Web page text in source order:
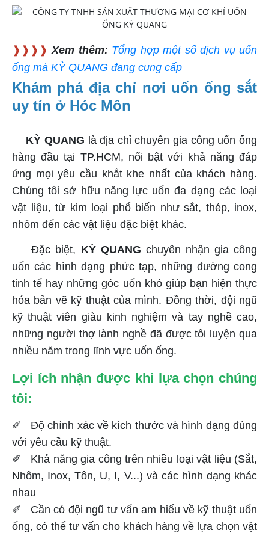
❱❱❱❱ Xem thêm: Tổng hợp một số dịch vụ uốn
ống mà KỲ QUANG đang cung cấp
Khám phá địa chỉ nơi uốn ống sắt
uy tín ở Hóc Môn
KỲ QUANG là địa chỉ chuyên gia công uốn ống
hàng đầu tại TP.HCM, nổi bật với khả năng đáp
ứng mọi yêu cầu khắt khe nhất của khách hàng.
Chúng tôi sở hữu năng lực uốn đa dạng các loại
vật liệu, từ kim loại phổ biến như sắt, thép, inox,
nhôm đến các vật liệu đặc biệt khác.
Đặc biệt, KỲ QUANG chuyên nhận gia công
uốn các hình dạng phức tạp, những đường cong
tinh tế hay những góc uốn khó giúp bạn hiện thực
hóa bản vẽ kỹ thuật của mình. Đồng thời, đội ngũ
kỹ thuật viên giàu kinh nghiệm và tay nghề cao,
những người thợ lành nghề đã được tôi luyện qua
nhiều năm trong lĩnh vực uốn ống.
Lợi ích nhận được khi lựa chọn chúng
tôi:
✐ Độ chính xác về kích thước và hình dạng đúng
với yêu cầu kỹ thuật.
✐ Khả năng gia công trên nhiều loại vật liệu (Sắt,
Nhôm, Inox, Tôn, U, I, V...) và các hình dạng khác
nhau
✐ Cần có đội ngũ tư vấn am hiểu về kỹ thuật uốn
ống, có thể tư vấn cho khách hàng về lựa chọn vật